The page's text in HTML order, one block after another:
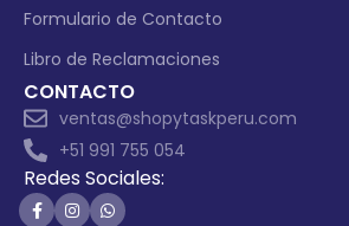
Formulario de Contacto
Libro de Reclamaciones
CONTACTO
ventas@shopytaskperu.com
+51 991 755 054
Redes Sociales: